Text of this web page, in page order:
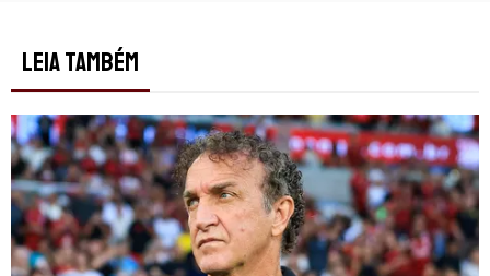
LEIA TAMBÉM